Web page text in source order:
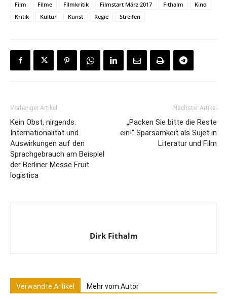
Film
Filme Filmkritik Filmstart März 2017 Fithalm
Kino
Kritik
Kultur Kunst Regie Streifen
Vorheriger Artikel
Kein Obst, nirgends.
Internationalität und
Auswirkungen auf den
Sprachgebrauch am Beispiel
der Berliner Messe Fruit
logistica
Nächster Artikel
„Packen Sie bitte die Reste
ein!“ Sparsamkeit als Sujet in
Literatur und Film
Dirk Fithalm
Verwandte Artikel Mehr vom Autor